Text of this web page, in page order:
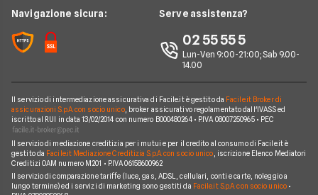
News
Chi siamo
Perché scegliere Facile.it
Mappa del sito
Mutui Ristrutturazione
Prestiti Veloci
Prestito INPS/INPDAP
Prestiti a Protestati
Consolidamento Debiti
Prestiti Moto
Prestiti per disoccupati
Prestiti senza busta paga
News Prestiti
News Carte
Navigazione sicura: Serve assistenza?
02 55 55 5
Lun-Ven 9:00-21:00; Sab 9.00-
14.00
Il servizio di intermediazione assicurativa di Facile.it è gestito da Facile.it Broker di
assicurazioni S.p.A. con socio unico, broker assicurativo regolamentato dall'IVASS ed
iscritto al RUI in data 13/02/2014 con numero B000480264 • P.IVA 08007250965 • PEC
Il servizio di mediazione creditizia per i mutui e per il credito al consumo di Facile.it è
gestito da Facile.it Mediazione Creditizia S.p.A. con socio unico , iscrizione Elenco Mediatori
Creditizi OAM numero M201 • P.IVA 06158600962
Il servizio di comparazione tariffe (luce, gas, ADSL, cellulari, conti e carte, noleggio a
lungo termine) ed i servizi di marketing sono gestiti da Facile.it S.p.A. con socio unico•